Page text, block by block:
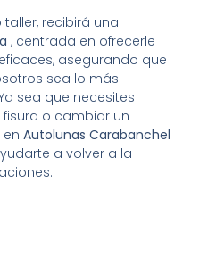
recibirá una
, centrada en ofrecerle
asegurando que
sea lo más
sea que necesites
o cambiar un
Autolunas Carabanchel
a volver a la